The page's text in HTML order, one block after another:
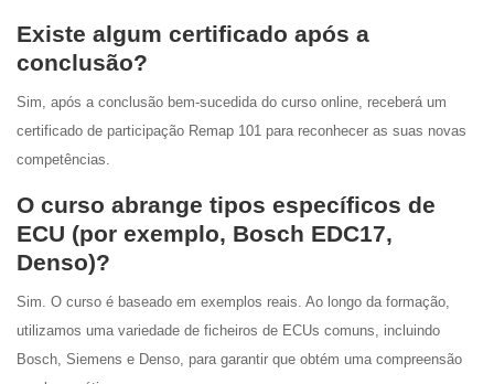
Existe algum certificado após a
conclusão?
Sim, após a conclusão bem-sucedida do curso online, receberá um
certificado de participação Remap 101 para reconhecer as suas novas
competências.
O curso abrange tipos específicos de
ECU (por exemplo, Bosch EDC17,
Denso)?
Sim. O curso é baseado em exemplos reais. Ao longo da formação,
utilizamos uma variedade de ficheiros de ECUs comuns, incluindo
Bosch, Siemens e Denso, para garantir que obtém uma compreensão